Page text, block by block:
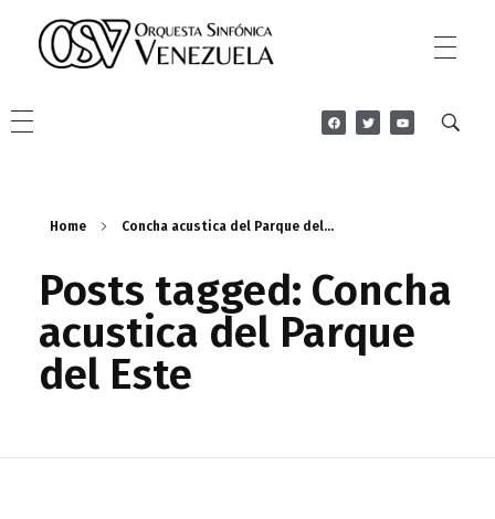
Home Concha acustica del Parque del...
Posts tagged: Concha
acustica del Parque
del Este